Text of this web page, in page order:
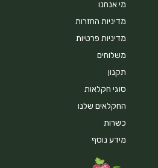
מי אנחנו
מדיניות החזרות
מדיניות פרטיות
משלוחים
תקנון
סוגי חקלאות
החקלאים שלנו
כשרות
מידע נוסף